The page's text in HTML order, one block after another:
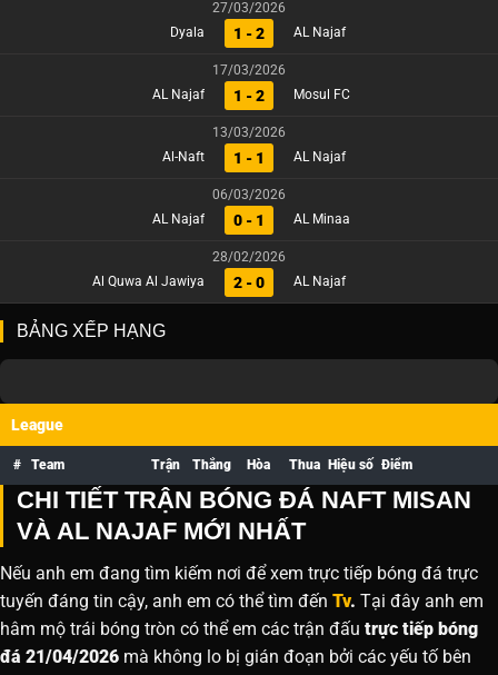
27/03/2026
Dyala
1 - 2 AL Najaf
17/03/2026
AL Najaf
1 - 2 Mosul FC
13/03/2026
Al-Naft
1 - 1 AL Najaf
06/03/2026
AL Najaf
0 - 1 AL Minaa
28/02/2026
Al Quwa Al Jawiya
2 - 0 AL Najaf
BẢNG XẾP HẠNG
League
# Team Trận Thắng Hòa Thua Hiệu số Điểm
CHI TIẾT TRẬN BÓNG ĐÁ NAFT MISAN
VÀ AL NAJAF MỚI NHẤT
Nếu anh em đang tìm kiếm nơi để xem trực tiếp bóng đá trực
tuyến đáng tin cậy, anh em có thể tìm đến Tv. Tại đây anh em
hâm mộ trái bóng tròn có thể em các trận đấu trực tiếp bóng
đá 21/04/2026 mà không lo bị gián đoạn bởi các yếu tố bên